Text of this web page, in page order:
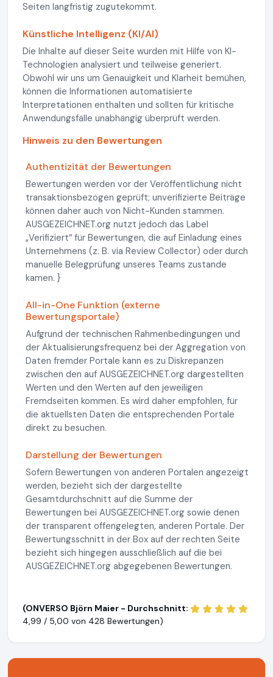
Seiten langfristig zugutekommt.
Künstliche Intelligenz (KI/AI)
Die Inhalte auf dieser Seite wurden mit Hilfe von KI-
Technologien analysiert und teilweise generiert.
Obwohl wir uns um Genauigkeit und Klarheit bemühen,
können die Informationen automatisierte
Interpretationen enthalten und sollten für kritische
Anwendungsfälle unabhängig überprüft werden.
Hinweis zu den Bewertungen
Authentizität der Bewertungen
Bewertungen werden vor der Veröffentlichung nicht
transaktionsbezogen geprüft; unverifizierte Beiträge
können daher auch von Nicht-Kunden stammen.
AUSGEZEICHNET.org nutzt jedoch das Label
„Verifiziert“ für Bewertungen, die auf Einladung eines
Unternehmens (z. B. via Review Collector) oder durch
manuelle Belegprüfung unseres Teams zustande
kamen. }
All-in-One Funktion (externe
Bewertungsportale)
Aufgrund der technischen Rahmenbedingungen und
der Aktualisierungsfrequenz bei der Aggregation von
Daten fremder Portale kann es zu Diskrepanzen
zwischen den auf AUSGEZEICHNET.org dargestellten
Werten und den Werten auf den jeweiligen
Fremdseiten kommen. Es wird daher empfohlen, für
die aktuellsten Daten die entsprechenden Portale
direkt zu besuchen.
Darstellung der Bewertungen
Sofern Bewertungen von anderen Portalen angezeigt
werden, bezieht sich der dargestellte
Gesamtdurchschnitt auf die Summe der
Bewertungen bei AUSGEZEICHNET.org sowie denen
der transparent offengelegten, anderen Portale. Der
Bewertungsschnitt in der Box auf der rechten Seite
bezieht sich hingegen ausschließlich auf die bei
AUSGEZEICHNET.org abgegebenen Bewertungen.
(ONVERSO Björn Maier - Durchschnitt:
4,99 / 5,00 von 428 Bewertungen)